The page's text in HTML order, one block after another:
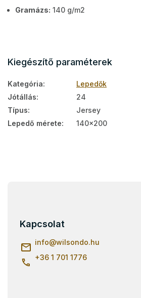
Gramázs: 140 g/m2
Kiegészítő paraméterek
Kategória:
Lepedők
Jótállás:
24
Típus:
Jersey
Lepedő mérete: 140x200
Kapcsolat
info@wilsondo.hu
+36 1 701 1776